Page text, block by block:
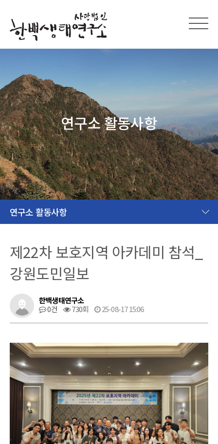
연구소 활동사항
연구소 활동사항
제22차 보호지역 아카데미 참석_
강원도민일보
한백생태연구소
0건
730회 25-08-17 15:06